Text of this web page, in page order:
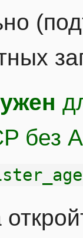
без